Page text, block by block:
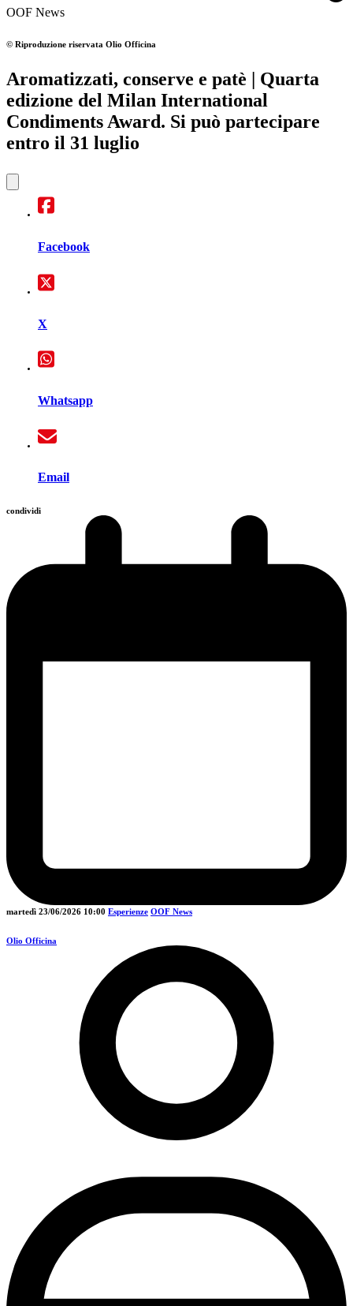
OOF News
© Riproduzione riservata Olio Officina
Aromatizzati, conserve e patè | Quarta
edizione del Milan International
Condiments Award. Si può partecipare
entro il 31 luglio
Facebook
X
Whatsapp
Email
condividi
martedì 23/06/2026 10:00 Esperienze OOF News
Olio Officina